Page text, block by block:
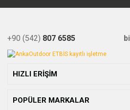
+90 (542) 807 6585
HIZLI ERİŞİM
POPÜLER MARKALAR